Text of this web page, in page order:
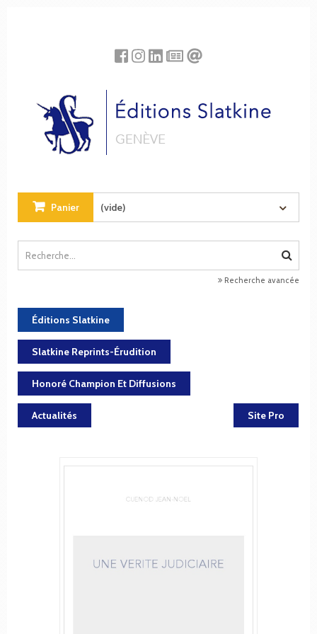
Panier (vide)
Recherche avancée
Éditions Slatkine
Slatkine Reprints-Érudition
Honoré Champion Et Diffusions
Actualités Site Pro